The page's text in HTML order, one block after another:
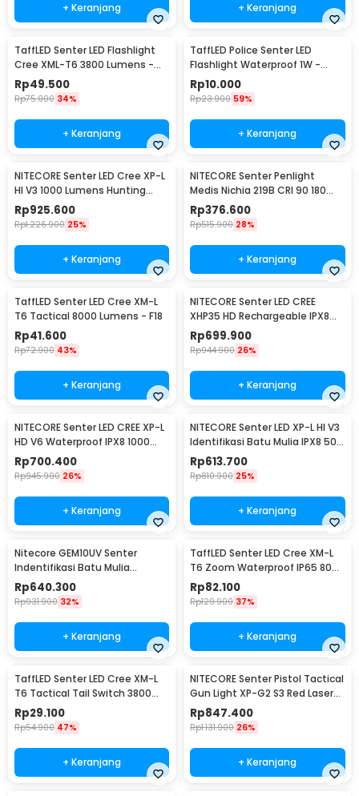
+ Keranjang + Keranjang
TaffLED Senter LED Flashlight
Cree XML-T6 3800 Lumens -
E27
Rp49.500
Rp75.000 34%
+ Keranjang
TaffLED Police Senter LED
Flashlight Waterproof 1W -
TAC2L
Rp10.000
Rp23.900 59%
+ Keranjang
NITECORE Senter LED Cree XP-L
HI V3 1000 Lumens Hunting
Flashlight - New P30
Rp925.600
Rp1.226.900 25%
+ Keranjang
NITECORE Senter Penlight
Medis Nichia 219B CRI 90 180
Lumens IPX8 - MT06MD
Rp376.600
Rp515.900 28%
+ Keranjang
TaffLED Senter LED Cree XM-L
T6 Tactical 8000 Lumens - F18
Rp41.600
Rp72.900 43%
+ Keranjang
NITECORE Senter LED CREE
XHP35 HD Rechargeable IPX8
1800 Lumens - MH23
Rp699.900
Rp944.900 26%
+ Keranjang
NITECORE Senter LED CREE XP-L
HD V6 Waterproof IPX8 1000
Lumens - MT21C
Rp700.400
Rp945.900 26%
+ Keranjang
NITECORE Senter LED XP-L HI V3
Identifikasi Batu Mulia IPX8 500
Lumens - GEM8
Rp613.700
Rp810.900 25%
+ Keranjang
Nitecore GEM10UV Senter
Indentifikasi Batu Mulia
Gemstone Ultraviolet
Rp640.300
Rp931.900 32%
+ Keranjang
TaffLED Senter LED Cree XM-L
T6 Zoom Waterproof IP65 8000
Lumens - E17 COB
Rp82.100
Rp129.900 37%
+ Keranjang
TaffLED Senter LED Cree XM-L
T6 Tactical Tail Switch 3800
Lumens
Rp29.100
Rp54.900 47%
+ Keranjang
NITECORE Senter Pistol Tactical
Gun Light XP-G2 S3 Red Laser
300Lumens - NPL10
Rp847.400
Rp1.131.900 26%
+ Keranjang